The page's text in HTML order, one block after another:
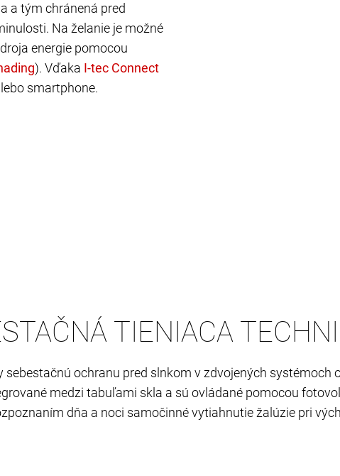
a tým chránená pred
Na želanie je možné
energie pomocou
). Vďaka
smartphone.
TIENIACA
ochranu pred slnkom v zdvojených systémoch
medzi tabuľami skla a sú ovládané pomocou
dňa a noci samočinné vytiahnutie žalúzie pri